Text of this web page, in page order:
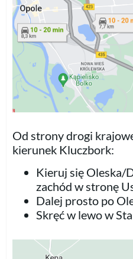
Od strony drogi
kierunek Kluczbork:
Kieruj się Oleska/
zachód w stronę
Dalej prosto po
Skręć w lewo w